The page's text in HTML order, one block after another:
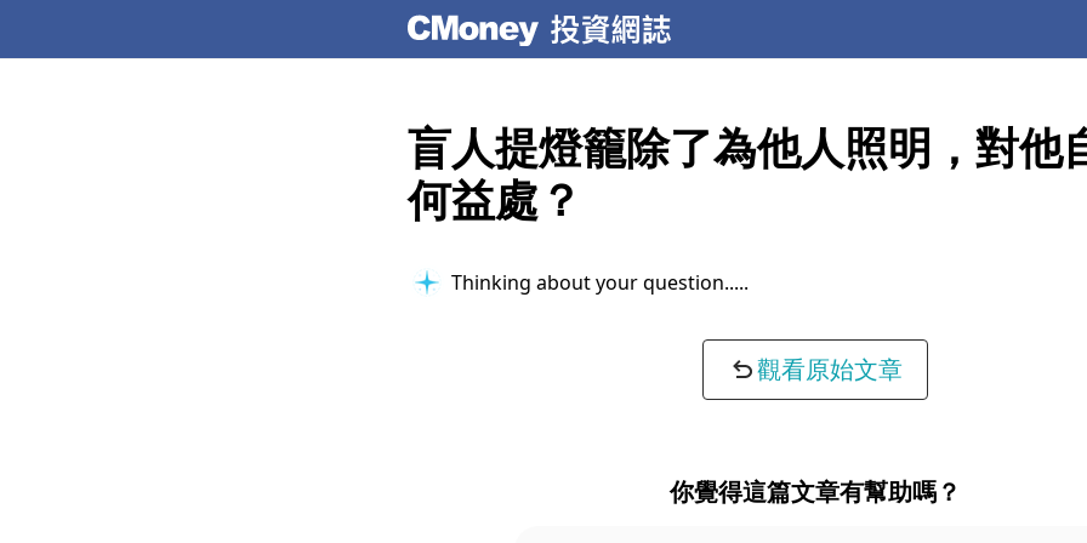
盲人提燈籠除了為他人照明，對他
何益處？
Thinking about your question...
觀看原始文章
你覺得這篇文章有幫助嗎？